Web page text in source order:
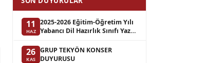
11
HAZ
2025-2026 Eğitim-Öğretim Yılı
Yabancı Dil Hazırlık Sınıfı Yaz
İşlemleri
26
KAS
GRUP TEKYÖN KONSER
DUYURUSU